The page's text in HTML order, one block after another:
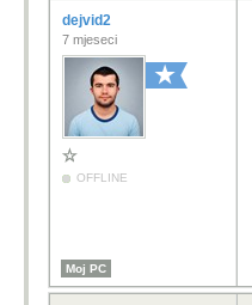
dejvid2
7 mjeseci
OFFLINE
Moj PC